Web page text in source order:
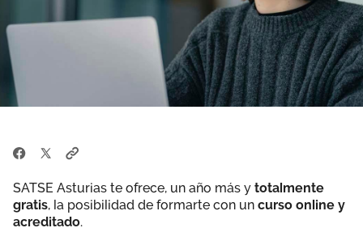
SATSE Asturias te ofrece, un año más y totalmente
gratis, la posibilidad de formarte con un curso online y
acreditado.